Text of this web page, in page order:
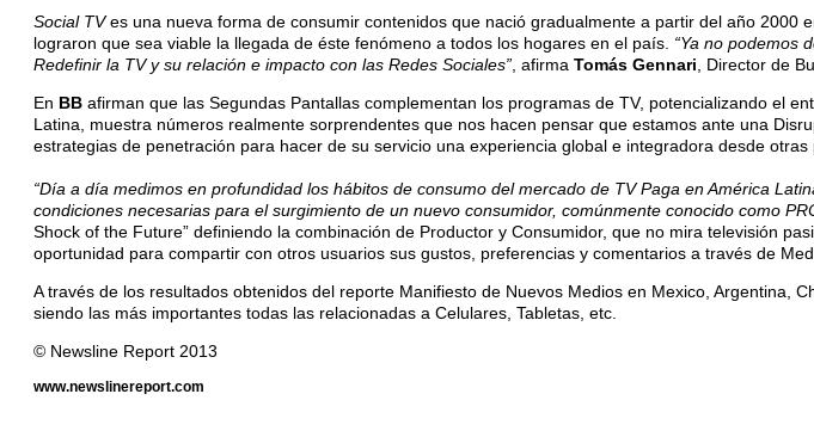
Social TVes una nueva forma de consumir contenidos que nació gradualmente a partir del año
lograron que sea viable la llegada de éste fenómeno a todos los hogares en el país. “Ya no podemos
Redefinir la TV y su relación e impacto con las Redes Sociales” , afirma Tomás Gennari , Director de
En BB afirman que las Segundas Pantallas complementan los programas de TV, potencializando el
Latina, muestra números realmente sorprendentes que nos hacen pensar que estamos ante una
estrategias de penetración para hacer de su servicio una experiencia global e integradora desde otras
“Día a día medimos en profundidad los hábitos de consumo del mercado de TV Paga en América
condiciones necesarias para el surgimiento de un nuevo consumidor, comúnmente conocido como
Shock of the Future” definiendo la combinación de Productor y Consumidor, que no mira televisión
oportunidad para compartir con otros usuarios sus gustos, preferencias y comentarios a través de
A través de los resultados obtenidos del reporte Manifiesto de Nuevos Medios en Mexico, Argentina,
siendo las más importantes todas las relacionadas a Celulares, Tabletas, etc.
© Newsline Report 2013
www.newslinereport.com